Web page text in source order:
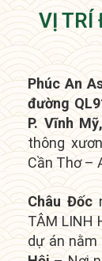
VỊ TRÍ
Phúc An
đường
P. Vĩnh
thông
Cần Thơ –
Châu Đốc
TÂM LINH
dự án